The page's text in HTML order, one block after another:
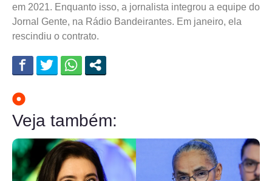
em 2021. Enquanto isso, a jornalista integrou a equipe do
Jornal Gente, na Rádio Bandeirantes. Em janeiro, ela
rescindiu o contrato.
Veja também: